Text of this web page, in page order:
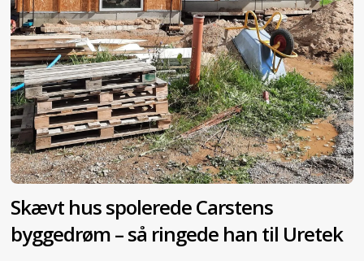
Skævt hus spolerede Carstens
byggedrøm – så ringede han til Uretek